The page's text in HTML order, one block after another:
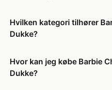
Hvilken kategori tilhører
Dukke?
Hvor kan jeg købe Barbie
Dukke?